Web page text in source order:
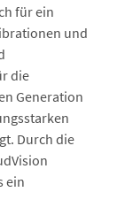
für ein
und
die
Generation
Durch die
ein